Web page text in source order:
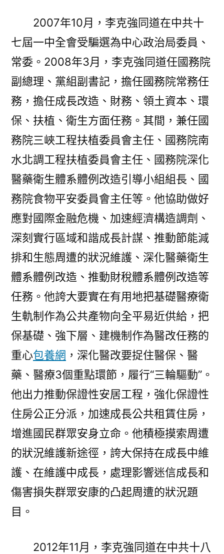
2007年10月，李克強同道在中共十
七屆一中全會受騙選為中心政治局委員、
常委。2008年3月，李克強同道任國務院
副總理、黨組副書記，擔任國務院常務任
務，擔任成長改造、財務、領土資本、環
保、扶植、衛生方面任務。其間，兼任國
務院三峽工程扶植委員會主任、國務院南
水北調工程扶植委員會主任、國務院深化
醫藥衛生體系體例改造引導小組組長、國
務院食物平安委員會主任等。他協助做好
應對國際金融危機、加速經濟構造調劑、
深刻實行區域和諧成長計謀、推動節能減
排和生態周遭的狀況維護、深化醫藥衛生
體系體例改造、推動財稅體系體例改造等
任務。他誇大要實在有用地把基礎醫療衛
生軌制作為公共產物向全平易近供給，把
保基礎、強下層、建機制作為醫改任務的
重心包養網 ，深化醫改要捉住醫保、醫
藥、醫療3個重點環節，履行“三輪驅動”。
他出力推動保證性安居工程，強化保證性
住房公正分派，加速成長公共租賃住房，
增進國民群眾安身立命。他積極摸索周遭
的狀況維護新途徑，誇大保持在成長中維
護、在維護中成長，處理影響迷信成長和
傷害損失群眾安康的凸起周遭的狀況題
目。
2012年11月，李克強同道在中共十八